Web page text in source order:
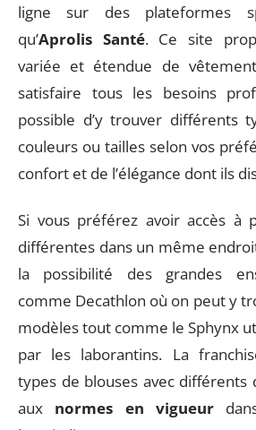
ligne sur des plateformes
qu’Aprolis Santé. Ce site
variée et étendue de
satisfaire tous les besoins
possible d’y trouver différents
couleurs ou tailles selon vos
confort et de l’élégance dont ils
Si vous préférez avoir accès à
différentes dans un même
la possibilité des grandes
comme Decathlon où on peut y
modèles tout comme le Sphynx
par les laborantins. La
types de blouses avec différents
aux normes en vigueur